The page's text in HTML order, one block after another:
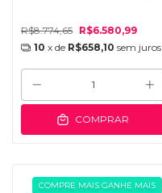
R$8.774,65 R$6.580,99
10 x de R$658,10 sem juros
COMPRAR
COMPRE MAIS GANHE MAIS